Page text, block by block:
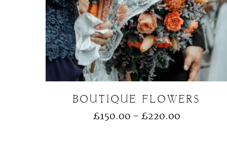
BOUTIQUE FLOWERS
£150.00 –£220.00